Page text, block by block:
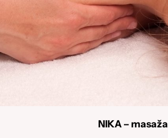
NIKA – masaža